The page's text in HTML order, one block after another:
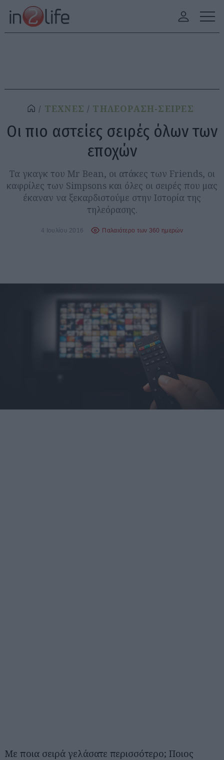
ΤΕΧΝΕΣ ΤΗΛΕΟΡΑΣΗ-ΣΕΙΡΕΣ
Οι πιο αστείες σειρές όλων των
εποχών
Τα γκαγκ του Mr Bean, οι ατάκες των Friends, οι
καφρίλες των Simpsons και όλες οι σειρές που μας
έκαναν να ξεκαρδιστούμε στην Ιστορία της
τηλεόρασης.
4 Ιουλίου 2016 Παλαιότερο των 360 ημερών
Με ποια σειρά γελάσατε περισσότερο; Ποιος